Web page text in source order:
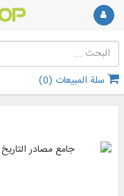
سلة المبيعات (0
)